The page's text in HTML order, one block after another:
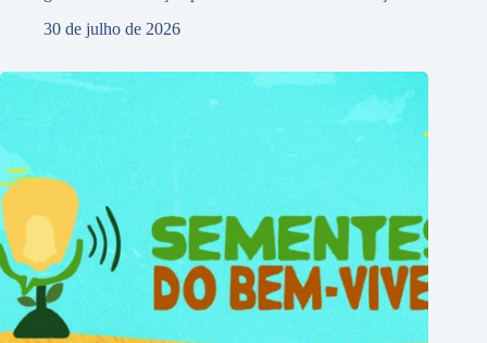
30 de julho de 2026